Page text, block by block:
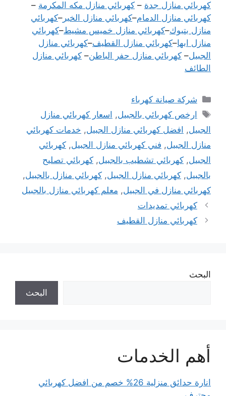
كهربائي منازل جدة – كهربائي منازل مكه المكرمة –
كهربائي منازل الدمام–كهربائي منازل الخبر –كهربائي
منازل بتبوك–كهربائي منازل خميس مشيط–كهربائي
منازل ابها–كهربائي منازل القطيف–كهربائي منازل
الجبيل– كهربائي منازل حفر الباطن– كهربائي منازل
الطائف
التصنيفات
شركة صيانة كهرباء
الوسوم
ارخص كهربائي بالجبيل, اسعار كهربائي منازل
الجبيل, افضل كهربائي منازل الجبيل, خدمات كهربائي
منازل الجبيل, فني كهربائي منازل الجبيل, كهربائي
الجبيل, كهربائي تشطيب بالجبيل, كهربائي تصليح
بالجبيل, كهربائي منازل الجبيل, كهربائي منازل بالجبيل,
كهربائي منازل في الجبيل, معلم كهربائي منازل بالجبيل
كهربائي تمديدات
كهربائي منازل القطيف
البحث
البحث
أهم الخدمات
انارة حدائق منزلية 26% خصم من افضل كهربائي